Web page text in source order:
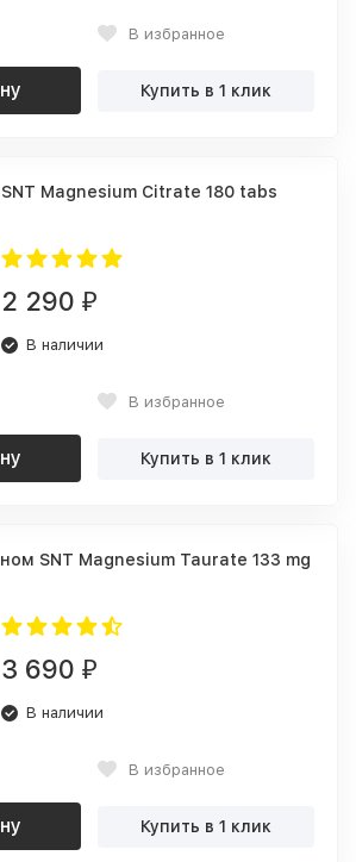
В избранное
Купить в 1 клик
Magnesium Citrate 180 tabs
2 290 ₽
В наличии
В избранное
Купить в 1 клик
SNT Magnesium Taurate 133 mg
3 690 ₽
В наличии
В избранное
Купить в 1 клик